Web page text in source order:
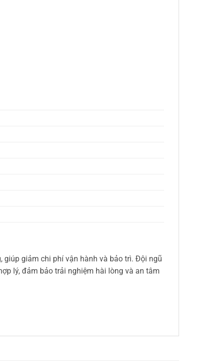
giảm chi phí vận hành và bảo trì. Đội ngũ
lý, đảm bảo trải nghiệm hài lòng và an tâm